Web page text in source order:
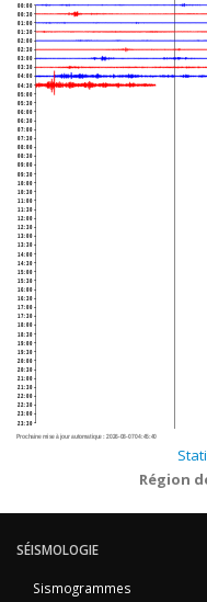
00:00
00:30
01:00
01:30
02:00
02:30
03:00
03:30
04:00
04:30
05:00
05:30
06:00
06:30
07:00
07:30
08:00
08:30
09:00
09:30
10:00
10:30
11:00
11:30
12:00
12:30
13:00
13:30
14:00
14:30
15:00
15:30
16:00
16:30
17:00
17:30
18:00
18:30
19:00
19:30
20:00
20:30
21:00
21:30
22:00
22:30
23:00
23:30
Prochaine mise à jour automatique :2026-08-07 04:45:40
Région
SÉISMOLOGIE
Sismogrammes